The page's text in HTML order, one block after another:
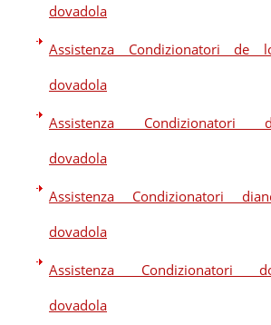
dovadola
Assistenza Condizionatori de
dovadola
Assistenza Condizionatori
dovadola
Assistenza Condizionatori
dovadola
Assistenza Condizionatori
dovadola